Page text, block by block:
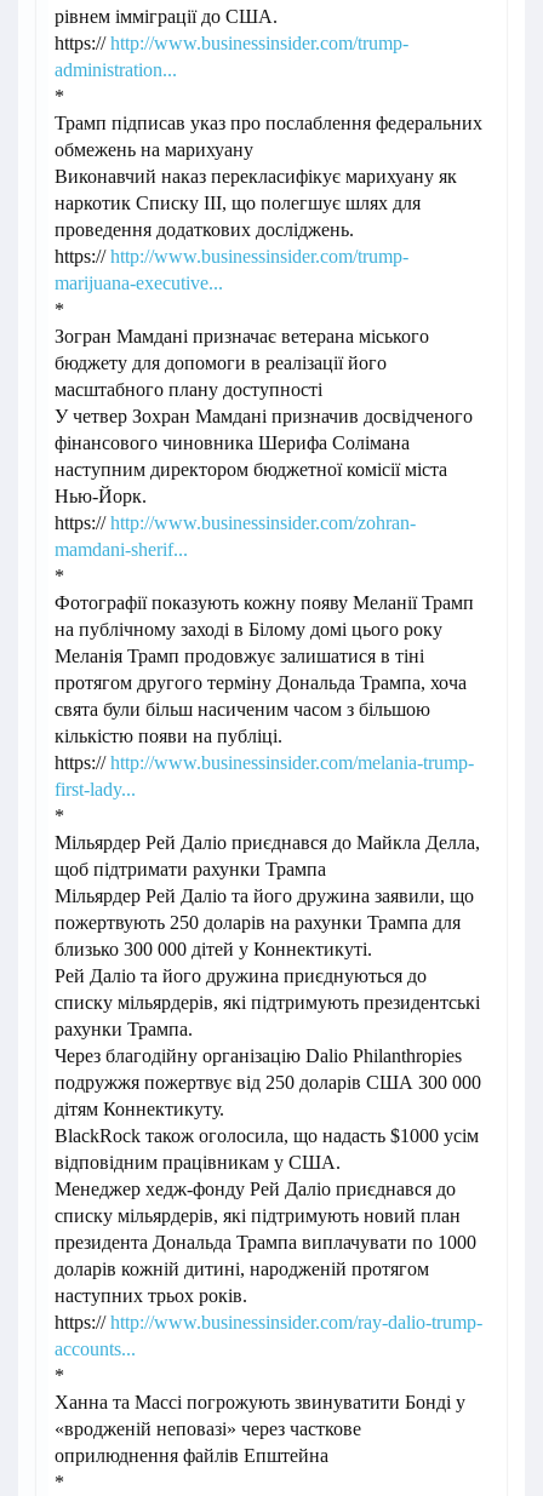
рівнем імміграції до США.
https://http://www.businessinsider.com/trump-
administration...
*
Трамп підписав указ про послаблення федеральних
обмежень на марихуану
Виконавчий наказ перекласифікує марихуану як
наркотик Списку III, що полегшує шлях для
проведення додаткових досліджень.
https://http://www.businessinsider.com/trump-
marijuana-executive...
*
Зогран Мамдані призначає ветерана міського
бюджету для допомоги в реалізації його
масштабного плану доступності
У четвер Зохран Мамдані призначив досвідченого
фінансового чиновника Шерифа Солімана
наступним директором бюджетної комісії міста
Нью-Йорк.
https://http://www.businessinsider.com/zohran-
mamdani-sherif...
*
Фотографії показують кожну появу Меланії Трамп
на публічному заході в Білому домі цього року
Меланія Трамп продовжує залишатися в тіні
протягом другого терміну Дональда Трампа, хоча
свята були більш насиченим часом з більшою
кількістю появи на публіці.
https://http://www.businessinsider.com/melania-trump-
first-lady...
*
Мільярдер Рей Даліо приєднався до Майкла Делла,
щоб підтримати рахунки Трампа
Мільярдер Рей Даліо та його дружина заявили, що
пожертвують 250 доларів на рахунки Трампа для
близько 300 000 дітей у Коннектикуті.
Рей Даліо та його дружина приєднуються до
списку мільярдерів, які підтримують президентські
рахунки Трампа.
Через благодійну організацію Dalio Philanthropies
подружжя пожертвує від 250 доларів США 300 000
дітям Коннектикуту.
BlackRock також оголосила, що надасть $1000 усім
відповідним працівникам у США.
Менеджер хедж-фонду Рей Даліо приєднався до
списку мільярдерів, які підтримують новий план
президента Дональда Трампа виплачувати по 1000
доларів кожній дитині, народженій протягом
наступних трьох років.
https://http://www.businessinsider.com/ray-dalio-trump-
accounts...
*
Ханна та Массі погрожують звинуватити Бонді у
«вродженій неповазі» через часткове
оприлюднення файлів Епштейна
*